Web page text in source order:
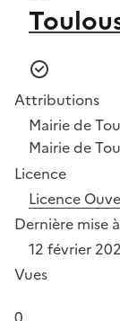
Attributions
Mairie de
Mairie de
Licence
Licence
Dernière mise
12 février
Vues